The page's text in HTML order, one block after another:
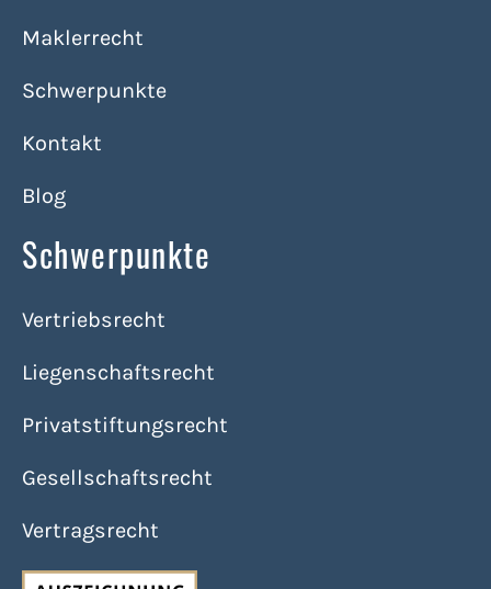
Maklerrecht
Schwerpunkte
Kontakt
Blog
Schwerpunkte
Vertriebsrecht
Liegenschaftsrecht
Privatstiftungsrecht
Gesellschaftsrecht
Vertragsrecht